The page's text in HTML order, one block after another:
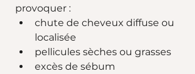
provoquer :
chute de cheveux diffuse ou
localisée
pellicules sèches ou grasses
excès de sébum